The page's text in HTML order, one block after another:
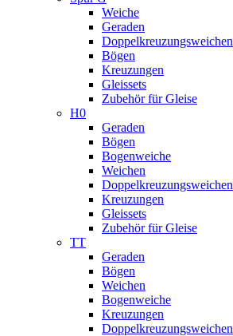
Weiche
Geraden
Doppelkreuzungsweichen
Bögen
Kreuzungen
Gleissets
Zubehör für Gleise
H0
Geraden
Bögen
Bogenweiche
Weichen
Doppelkreuzungsweichen
Kreuzungen
Gleissets
Zubehör für Gleise
TT
Geraden
Bögen
Weichen
Bogenweiche
Kreuzungen
Doppelkreuzungsweichen